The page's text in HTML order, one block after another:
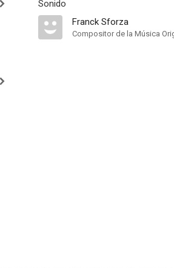
Sonido
Franck Sforza
Compositor de la Música